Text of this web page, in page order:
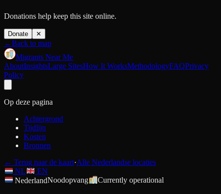
Donations help keep this site online.
Donate ✕
←Back to map
Migrants Near Me
AboutInsightsLarge SitesHow It WorksMethodologyFAQPrivacy
Policy
Op deze pagina
Achtergrond
Tijdlijn
Kosten
Bronnen
← Terug naar de kaart·Alle Nederlandse locaties
NL
EN
NederlandNoodopvang Currently operational